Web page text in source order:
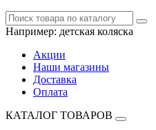
Например: детская коляска
Акции
Наши магазины
Доставка
Оплата
КАТАЛОГ ТОВАРОВ